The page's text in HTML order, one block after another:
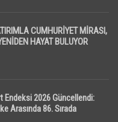
CUMHURİYET MİRASI,
HAYAT BULUYOR
2026 Güncellendi:
Arasında 86. Sırada